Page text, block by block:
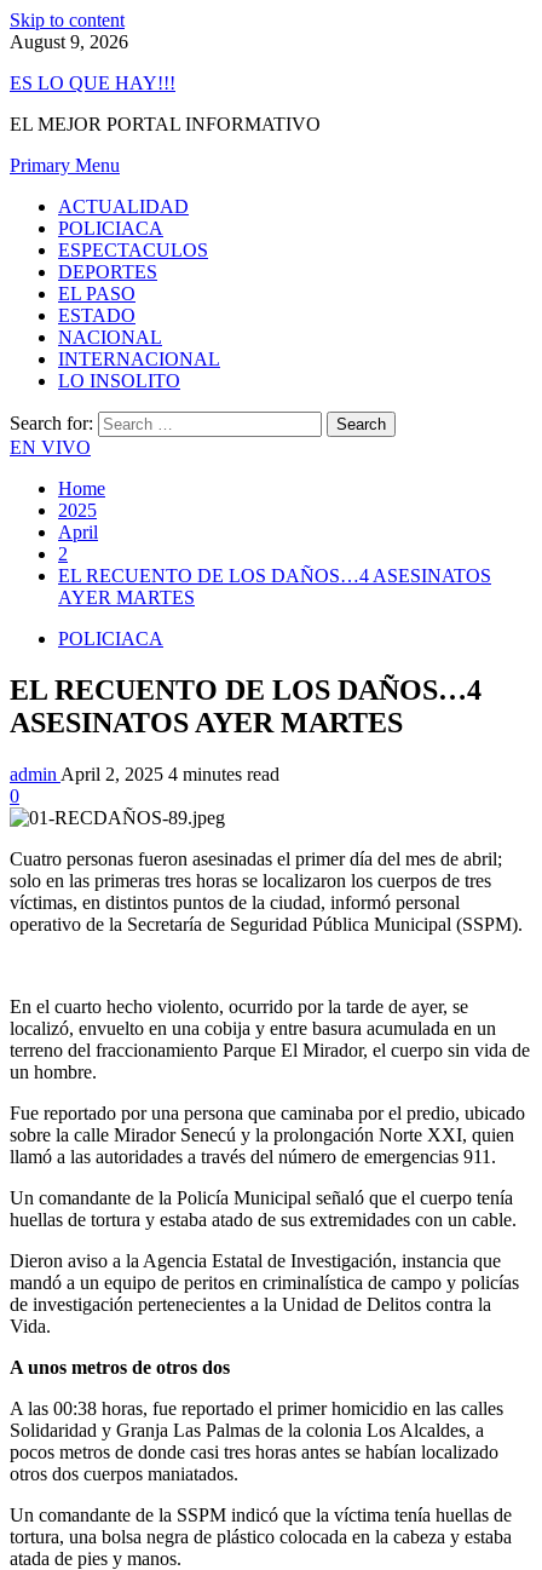
Skip to content
August 9, 2026
ES LO QUE HAY!!!
EL MEJOR PORTAL INFORMATIVO
Primary Menu
ACTUALIDAD
POLICIACA
ESPECTACULOS
DEPORTES
EL PASO
ESTADO
NACIONAL
INTERNACIONAL
LO INSOLITO
Search for:
EN VIVO
Home
2025
April
2
EL RECUENTO DE LOS DAÑOS…4 ASESINATOS
AYER MARTES
POLICIACA
EL RECUENTO DE LOS DAÑOS…4
ASESINATOS AYER MARTES
admin April 2, 2025 4 minutes read
0
Cuatro personas fueron asesinadas el primer día del mes de abril;
solo en las primeras tres horas se localizaron los cuerpos de tres
víctimas, en distintos puntos de la ciudad, informó personal
operativo de la Secretaría de Seguridad Pública Municipal (SSPM).
En el cuarto hecho violento, ocurrido por la tarde de ayer, se
localizó, envuelto en una cobija y entre basura acumulada en un
terreno del fraccionamiento Parque El Mirador, el cuerpo sin vida de
un hombre.
Fue reportado por una persona que caminaba por el predio, ubicado
sobre la calle Mirador Senecú y la prolongación Norte XXI, quien
llamó a las autoridades a través del número de emergencias 911.
Un comandante de la Policía Municipal señaló que el cuerpo tenía
huellas de tortura y estaba atado de sus extremidades con un cable.
Dieron aviso a la Agencia Estatal de Investigación, instancia que
mandó a un equipo de peritos en criminalística de campo y policías
de investigación pertenecientes a la Unidad de Delitos contra la
Vida.
A unos metros de otros dos
A las 00:38 horas, fue reportado el primer homicidio en las calles
Solidaridad y Granja Las Palmas de la colonia Los Alcaldes, a
pocos metros de donde casi tres horas antes se habían localizado
otros dos cuerpos maniatados.
Un comandante de la SSPM indicó que la víctima tenía huellas de
tortura, una bolsa negra de plástico colocada en la cabeza y estaba
atada de pies y manos.